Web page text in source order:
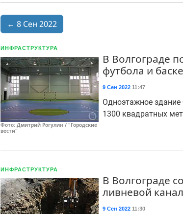
← 8 Сен 2022
ИНФРАСТРУКТУРА
Фото: Дмитрий Рогулин / "Городские
вести"
В Волгограде
футбола и
9 Сен 2022 11:47
Одноэтажное
1300 квадратных
ИНФРАСТРУКТУРА
В Волгограде
ливневой
9 Сен 2022 11:30